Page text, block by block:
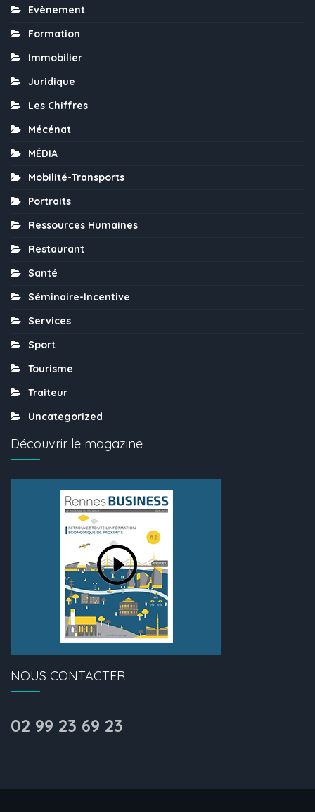
Evènement
Formation
Immobilier
Juridique
Les Chiffres
Mécénat
MÉDIA
Mobilité-Transports
Portraits
Ressources Humaines
Restaurant
Santé
Séminaire-Incentive
Services
Sport
Tourisme
Traiteur
Uncategorized
Découvrir le magazine
NOUS CONTACTER
02 99 23 69 23